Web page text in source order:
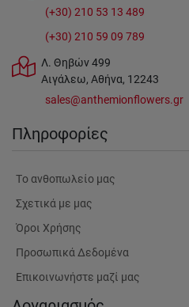
(+30) 210 53 13 489
(+30) 210 59 09 789
Λ. Θηβών 499
Αιγάλεω, Αθήνα, 12243
sales@anthemionflowers.gr
Πληροφορίες
Tο ανθοπωλείο μας
Σχετικά με μας
Όροι Χρήσης
Προσωπικά Δεδομένα
Επικοινωνήστε μαζί μας